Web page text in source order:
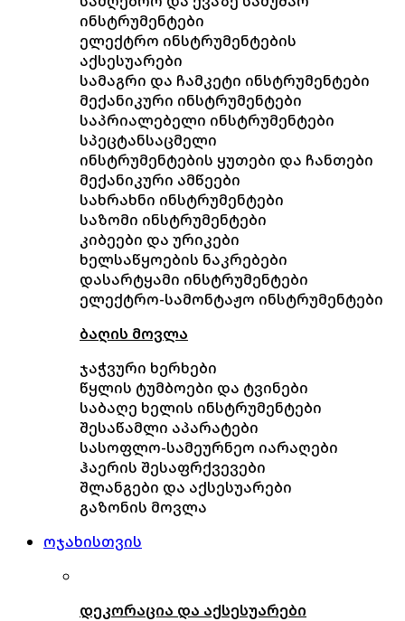
ინსტრუმენტები
ელექტრო ინსტრუმენტების
აქსესუარები
სამაგრი და ჩამკეტი ინსტრუმენტები
მექანიკური ინსტრუმენტები
საპრიალებელი ინსტრუმენტები
სპეცტანსაცმელი
ინსტრუმენტების ყუთები და ჩანთები
მექანიკური ამწეები
სახრახნი ინსტრუმენტები
საზომი ინსტრუმენტები
კიბეები და ურიკები
ხელსაწყოების ნაკრებები
დასარტყამი ინსტრუმენტები
ელექტრო-სამონტაჟო ინსტრუმენტები
ბაღის მოვლა
ჯაჭვური ხერხები
წყლის ტუმბოები და ტვინები
საბაღე ხელის ინსტრუმენტები
შესაწამლი აპარატები
სასოფლო-სამეურნეო იარაღები
ჰაერის შესაფრქვევები
შლანგები და აქსესუარები
გაზონის მოვლა
ოჯახისთვის
დეკორაცია და აქსესუარები